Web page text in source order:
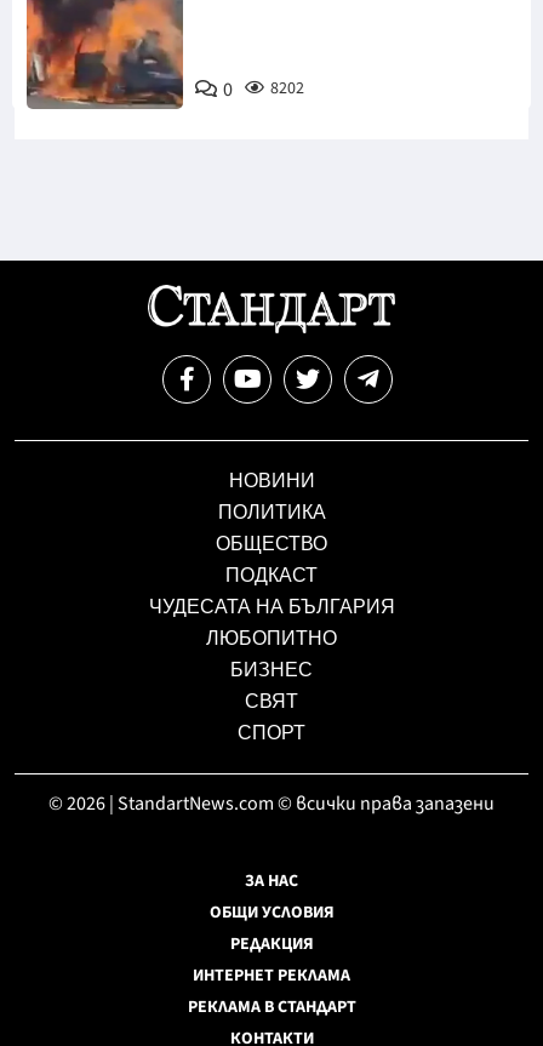
0 8202
НОВИНИ
ПОЛИТИКА
ОБЩЕСТВО
ПОДКАСТ
ЧУДЕСАТА НА БЪЛГАРИЯ
ЛЮБОПИТНО
БИЗНЕС
СВЯТ
СПОРТ
© 2026 | StandartNews.com © всички права запазени
ЗА НАС
ОБЩИ УСЛОВИЯ
РЕДАКЦИЯ
ИНТЕРНЕТ РЕКЛАМА
РЕКЛАМА В СТАНДАРТ
КОНТАКТИ